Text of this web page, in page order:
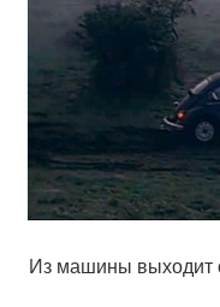
Из машины